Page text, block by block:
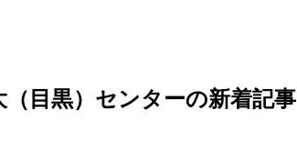
（目黒）センターの新着記事